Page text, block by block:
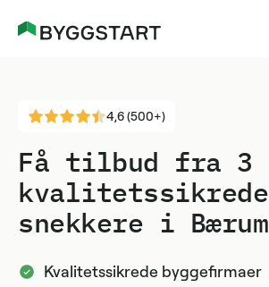
4,6 (500+)
Få tilbud fra 3
kvalitetssikrede
snekkere i Bærum
Kvalitetssikrede byggefirmaer